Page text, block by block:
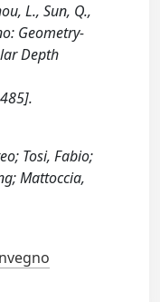
L., Sun, Q.,
Geometry-
Depth
Tosi, Fabio;
Mattoccia,